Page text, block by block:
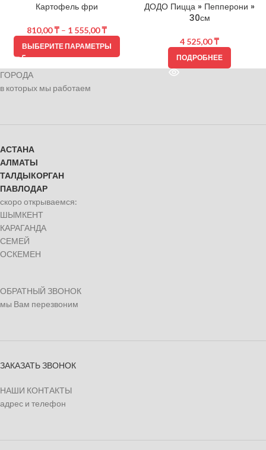
Картофель фри
810,00₸– 1 555,00₸
ВЫБЕРИТЕ ПАРАМЕТРЫ
ДОДО Пицца » Пепперони »
30см
4 525,00₸
ПОДРОБНЕЕ
ГОРОДА
в которых мы работаем
АСТАНА
АЛМАТЫ
ТАЛДЫКОРГАН
ПАВЛОДАР
скоро открываемся:
ШЫМКЕНТ
КАРАГАНДА
СЕМЕЙ
ОСКЕМЕН
ОБРАТНЫЙ ЗВОНОК
мы Вам перезвоним
ЗАКАЗАТЬ ЗВОНОК
НАШИ КОНТАКТЫ
адрес и телефон